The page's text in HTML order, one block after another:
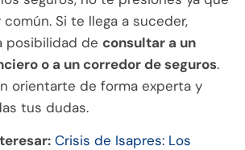
Si te llega a suceder,
posibilidad de consultar a un
o a un corredor de seguros.
orientarte de forma experta y
tus dudas.
Crisis de Isapres: Los